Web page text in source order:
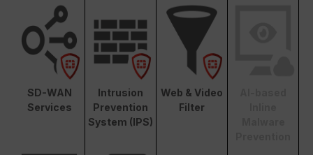
SD-WAN
Services
Intrusion
Prevention
System (IPS)
Web & Video
Filter